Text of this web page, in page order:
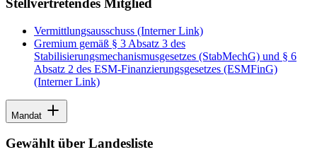
Stellvertretendes Mitglied
Vermittlungsausschuss (Interner Link)
Gremium gemäß § 3 Absatz 3 des
Stabilisierungsmechanismusgesetzes (StabMechG) und § 6
Absatz 2 des ESM-Finanzierungsgesetzes (ESMFinG)
(Interner Link)
Mandat
Gewählt über Landesliste